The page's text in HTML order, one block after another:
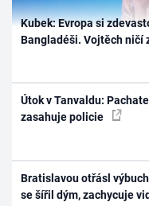
Kubek: Evropa si
Bangladéši. Vojtěch ničí
Útok v Tanvaldu:
zasahuje policie
Bratislavou otřásl
se šířil dým, zachycuje